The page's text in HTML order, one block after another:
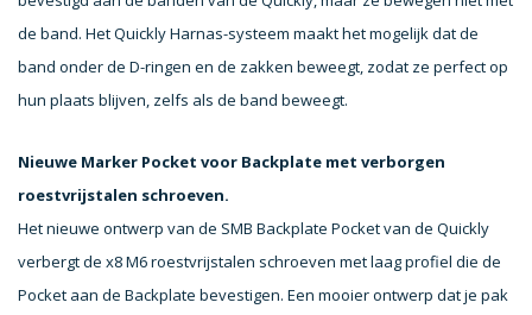
de band. Het Quickly Harnas-systeem maakt het mogelijk dat de
band onder de D-ringen en de zakken beweegt, zodat ze perfect op
hun plaats blijven, zelfs als de band beweegt.
Nieuwe Marker Pocket voor Backplate met verborgen
roestvrijstalen schroeven.
Het nieuwe ontwerp van de SMB Backplate Pocket van de Quickly
verbergt de x8 M6 roestvrijstalen schroeven met laag profiel die de
Pocket aan de Backplate bevestigen. Een mooier ontwerp dat je pak